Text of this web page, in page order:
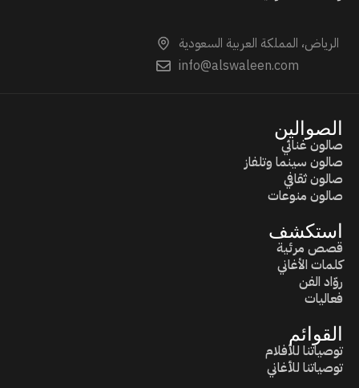
الرياض، المملكة العربية السعودية
info@alswaleen.com
الصوالين
صالون غنائي
صالون سينما وتلفاز
صالون ثقافي
صالون منوعات
استكشف
قصص مرئية
كلمات الأغاني
روّاد الفن
فعاليات
القوائم
توصياتنا للأفلام
توصياتنا للأغاني